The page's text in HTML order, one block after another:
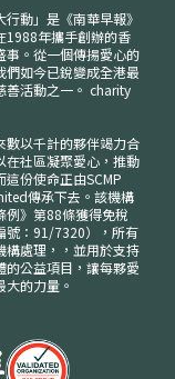
行動」是《南華早報》
1988年攜手創辦的香
事。從一個傳揚愛心的
們如今已銳變成全港最
善活動之一。 charity
數以千計的夥伴竭力合
在社區凝聚愛心，推動
這份使命正由SCMP
傳承下去。該機構
例》第88條獲得免稅
號：91/7320），所有
構處理，，並用於支持
的公益項目，讓每夥愛
大的力量。